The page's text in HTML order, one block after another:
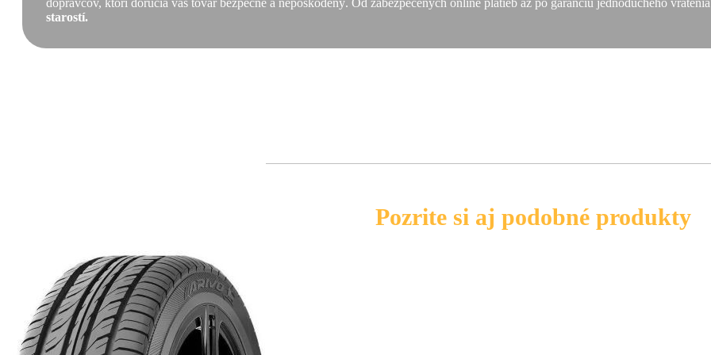
starostí.
Pozrite si aj podobné produkty